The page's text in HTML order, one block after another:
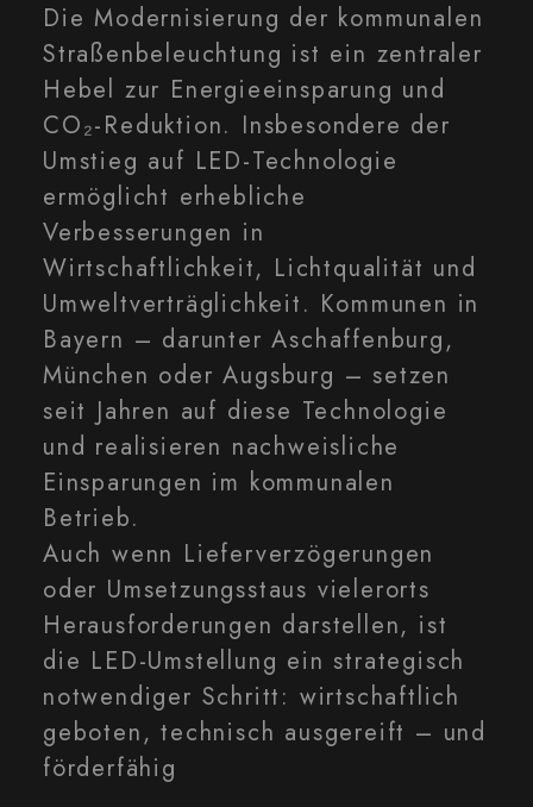
Die Modernisierung der kommunalen
Straßenbeleuchtung ist ein zentraler
Hebel zur Energieeinsparung und
CO₂-Reduktion. Insbesondere der
Umstieg auf LED-Technologie
ermöglicht erhebliche
Verbesserungen in
Wirtschaftlichkeit, Lichtqualität und
Umweltverträglichkeit. Kommunen in
Bayern – darunter Aschaffenburg,
München oder Augsburg – setzen
seit Jahren auf diese Technologie
und realisieren nachweisliche
Einsparungen im kommunalen
Betrieb.
Auch wenn Lieferverzögerungen
oder Umsetzungsstaus vielerorts
Herausforderungen darstellen, ist
die LED-Umstellung ein strategisch
notwendiger Schritt: wirtschaftlich
geboten, technisch ausgereift – und
förderfähig